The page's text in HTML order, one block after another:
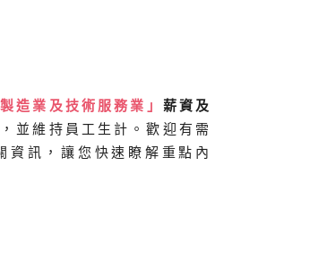
造業及技術服務業」 薪資及
並維持員工生計。歡迎有需
資訊，讓您快速瞭解重點內